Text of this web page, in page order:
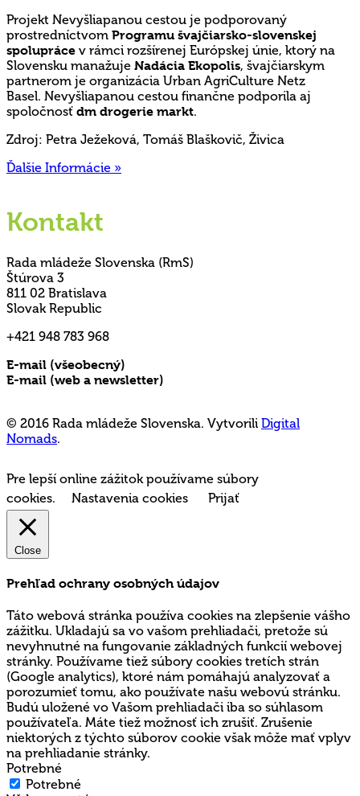
Projekt Nevyšliapanou cestou je podporovaný
prostredníctvom Programu švajčiarsko-slovenskej
spolupráce v rámci rozšírenej Európskej únie, ktorý na
Slovensku manažuje Nadácia Ekopolis, švajčiarskym
partnerom je organizácia Urban AgriCulture Netz
Basel. Nevyšliapanou cestou finančne podporila aj
spoločnosť dm drogerie markt.
Zdroj: Petra Ježeková, Tomáš Blaškovič, Živica
Ďalšie Informácie »
Kontakt
Rada mládeže Slovenska (RmS)
Štúrova 3
811 02 Bratislava
Slovak Republic
+421 948 783 968
E-mail (všeobecný)
E-mail (web a newsletter)
© 2016 Rada mládeže Slovenska. Vytvorili Digital
Nomads.
Pre lepší online zážitok používame súbory
cookies.
Nastavenia cookies Prijať
Close
Prehľad ochrany osobných údajov
Táto webová stránka používa cookies na zlepšenie vášho
zážitku. Ukladajú sa vo vašom prehliadači, pretože sú
nevyhnutné na fungovanie základných funkcií webovej
stránky. Používame tiež súbory cookies tretích strán
(Google analytics), ktoré nám pomáhajú analyzovať a
porozumieť tomu, ako používate našu webovú stránku.
Budú uložené vo Vašom prehliadači iba so súhlasom
používateľa. Máte tiež možnosť ich zrušiť. Zrušenie
niektorých z týchto súborov cookie však môže mať vplyv
na prehliadanie stránky.
Potrebné
Potrebné